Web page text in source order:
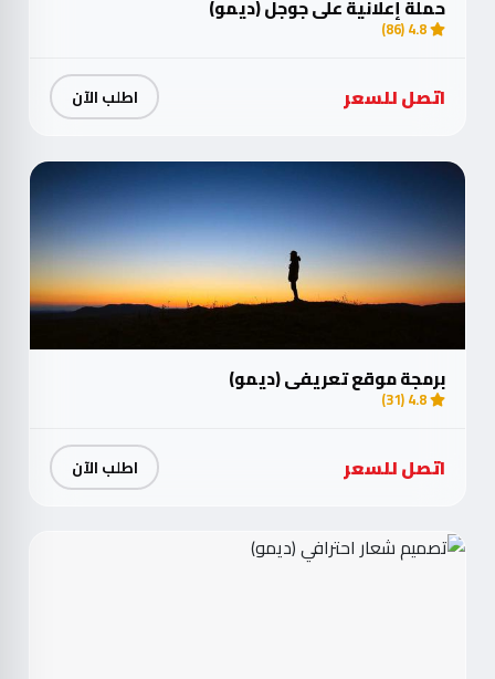
حملة إعلانية على جوجل (ديمو)
4.8 (86)
اتصل للسعر اطلب الآن
برمجة موقع تعريفي (ديمو)
4.8 (31)
اتصل للسعر اطلب الآن